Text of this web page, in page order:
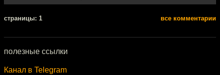
cтраницы: 1 все комментарии
полезные ссылки
Канал в Telegram